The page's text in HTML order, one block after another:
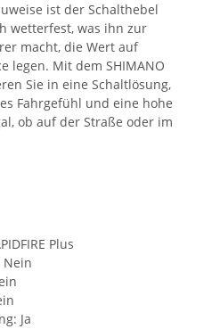
ist der Schalthebel
wetterfest, was ihn zur
macht, die Wert auf
legen. Mit dem SHIMANO
Sie in eine Schaltlösung,
Fahrgefühl und eine hohe
ob auf der Straße oder im
Plus
Nein
Ja